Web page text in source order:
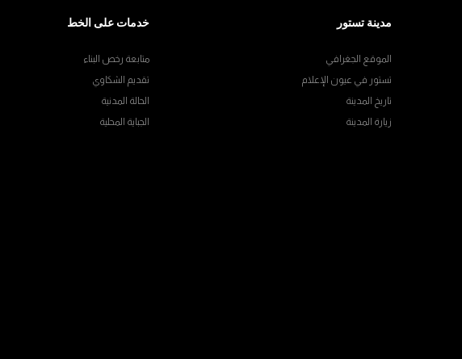
مدينة تستور
الموقع الجغرافي
تستور في عيون الإعلام
تاريخ المدينة
زيارة المدينة
خدمات على الخط
متابعة رخص البناء
تقديم الشكاوي
الحالة المدنية
الجباية المحلية